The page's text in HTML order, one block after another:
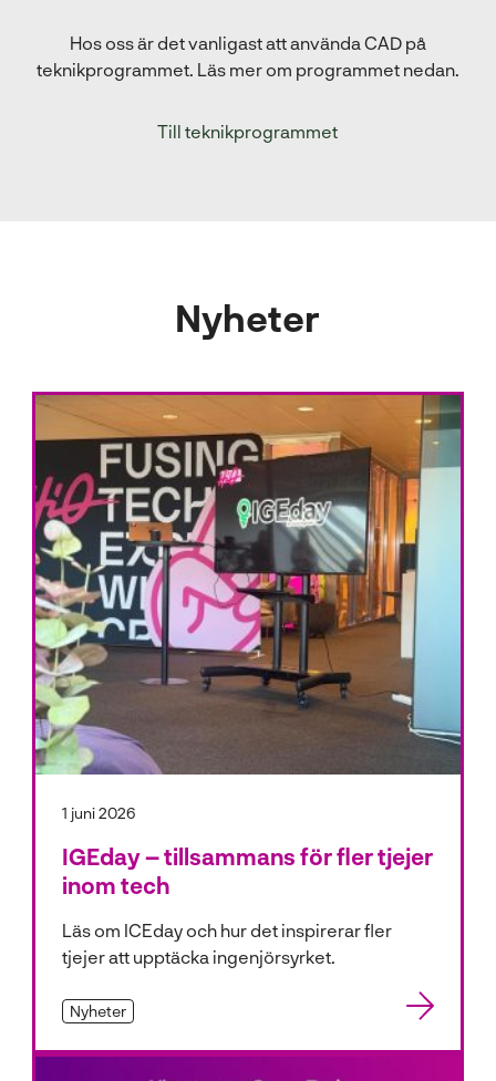
Hos oss är det vanligast att använda CAD på
teknikprogrammet. Läs mer om programmet nedan.
Till teknikprogrammet
Nyheter
1 juni 2026
IGEday – tillsammans för fler tjejer
inom tech
Läs om ICEday och hur det inspirerar fler
tjejer att upptäcka ingenjörsyrket.
Nyheter